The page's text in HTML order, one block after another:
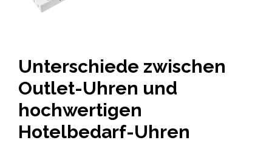
Unterschiede zwischen
Outlet-Uhren und
hochwertigen
Hotelbedarf-Uhren